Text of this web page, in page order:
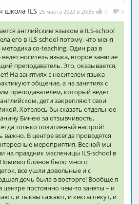
0 0
школа ILS 25 марта 2022 в 20:35
английским языком в ILS-school
его в ILS-school потому, что меня
методика co-teaching. Один раз в
носитель языка, второе занятие
преподаватель. Это, оказывается,
На занятиях с носителем языка
общение, а на занятиях с
преподавателем, который ведет
дети закрепляют свои
Хотелось бы сказать отдельное
Бинею за отзывчивость,
только позитивный настрой!
важно. В центре всегда проводятся
мероприятия. Весной мы
на праздник масленицы ILS-school в
блинов было много
все ушли довольные и с
дочь была в восторге! Вообще я
центре постоянно чем-то заняты – и
и тыквы сажают, и кексы пекут, и